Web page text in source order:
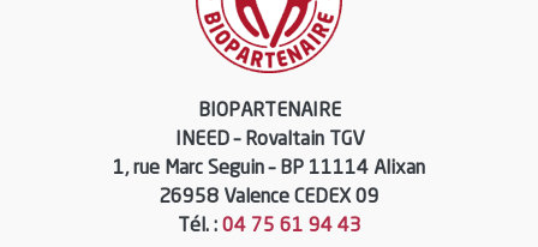
BIOPARTENAIRE
INEED – Rovaltain TGV
1, rue Marc Seguin – BP 11114 Alixan
26958 Valence CEDEX 09
Tél. : 04 75 61 94 43